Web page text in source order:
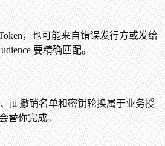
，也可能来自错误发行方或发给
要精确匹配。
jti 撤销名单和密钥轮换属于业务授
替你完成。